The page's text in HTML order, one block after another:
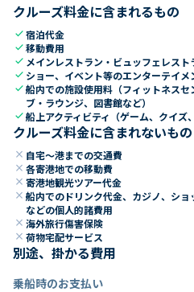
クルーズ料金に含まれるもの
check宿泊代金
check移動費用
check メインレストラン・ビュッフェレス
check ショー、イベント等のエンターテイメ
check船内での施設使用料（フィットネス
ブ・ラウンジ、図書館など）
check船上アクティビティ（ゲーム、クイズ
クルーズ料金に含まれないもの
close 自宅～港までの交通費
close 各寄港地での移動費
close 寄港地観光ツアー代金
close 船内でのドリンク代金、カジノ、シ
などの個人的諸費用
close 海外旅行傷害保険
close 荷物宅配サービス
別途、掛かる費用
乗船時のお支払い